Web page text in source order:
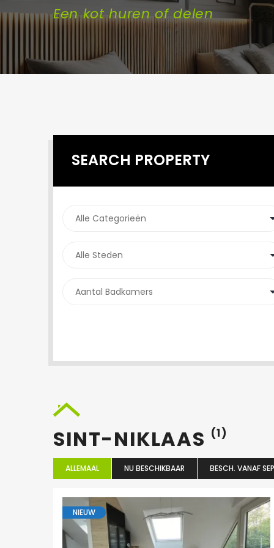
Een kot huren of delen
SEARCH PROPERTY
SINT-NIKLAAS (1)
ALLEMAAL NU BESCHIKBAAR BESCH. VANAF
NIEUW